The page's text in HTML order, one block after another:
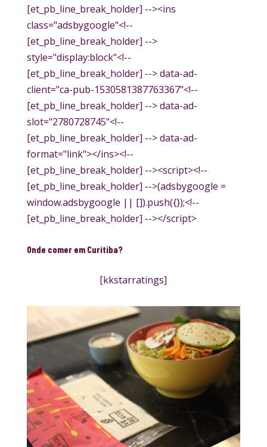
[et_pb_line_break_holder] --><ins
class="adsbygoogle"<!--
[et_pb_line_break_holder] -->
style="display:block"<!--
[et_pb_line_break_holder] --> data-ad-
client="ca-pub-1530581387763367"<!--
[et_pb_line_break_holder] --> data-ad-
slot="2780728745"<!--
[et_pb_line_break_holder] --> data-ad-
format="link"></ins><!--
[et_pb_line_break_holder] --><script><!--
[et_pb_line_break_holder] -->(adsbygoogle =
window.adsbygoogle || []).push({});<!--
[et_pb_line_break_holder] --></script>
Onde comer em Curitiba?
[kkstarratings]